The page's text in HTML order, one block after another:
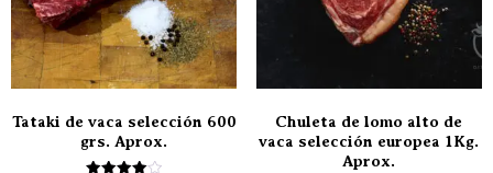
Tataki de vaca selección 600
grs. Aprox.
Chuleta de lomo alto de
vaca selección europea 1Kg.
Aprox.